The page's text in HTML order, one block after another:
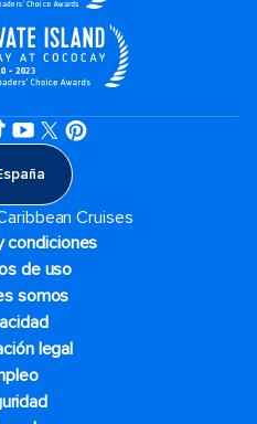
Cruises
condiciones
de uso
somos
legal